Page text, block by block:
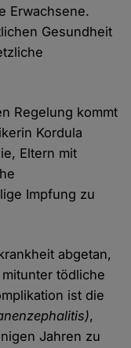
Erwachsene.
Gesundheit
Regelung kommt
Kordula
Eltern mit
Impfung zu
abgetan,
tödliche
ist die
,
Jahren zu